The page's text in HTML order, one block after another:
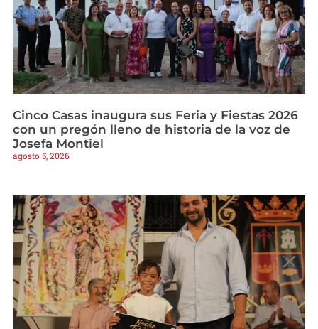
Cinco Casas inaugura sus Feria y Fiestas 2026
con un pregón lleno de historia de la voz de
Josefa Montiel
agosto 5, 2026